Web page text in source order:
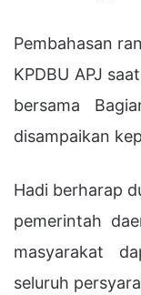
Pembahasan
KPDBU APJ
bersama
disampaikan
Hadi berharap
pemerintah
masyarakat
seluruh